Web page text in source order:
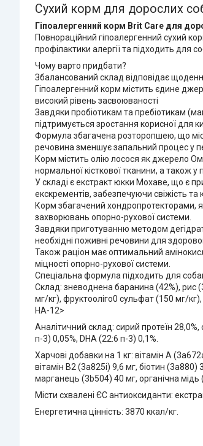
Сухий корм для дорослих
Гіпоалергенний корм Brit Care для
Повнораційний гіпоалергенний сухий
профілактики алергії та підходить для
Чому варто придбати?
Збалансований склад відповідає
Гіпоалергенний корм містить єдине
високий рівень засвоюваності
Завдяки пробіотикам та пребіотикам
підтримується зростання корисної для
Формула збагачена розторопшею, що
речовина зменшує запальний процес у
Корм містить олію лосося як джерело
нормальної кісткової тканини, а також
У складі є екстракт юкки Мохаве, що є
екскрементів, забезпечуючи свіжість
Корм збагачений хондропротекторами,
захворювань опорно-рухової системи.
Завдяки приготуванню методом
необхідні поживні речовини для
Також раціон має оптимальний
міцності опорно-рухової системи.
Спеціальна формула підходить для
Склад: зневоднена баранина (42%), рис
мг/кг), фруктооліго0 сульфат (150 мг/
HA-12>
Аналітичний склад: сирий протеїн
п-3) 0,05%, DHA (22:6 п-3) 0,1%.
Харчові добавки на 1 кг: вітамін А
вітамін B2 (3a825i) 9,6 мг, біотин
марганець (3b504) 40 мг, органічна
Місти схвалені ЄС антиоксиданти:
Енергетична цінність: 3870 ккал/кг.